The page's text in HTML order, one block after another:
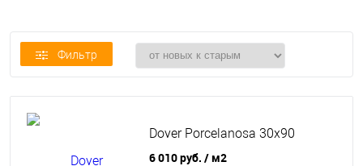
Фильтр
Dover Porcelanosa 30x90
6 010 руб. / м2